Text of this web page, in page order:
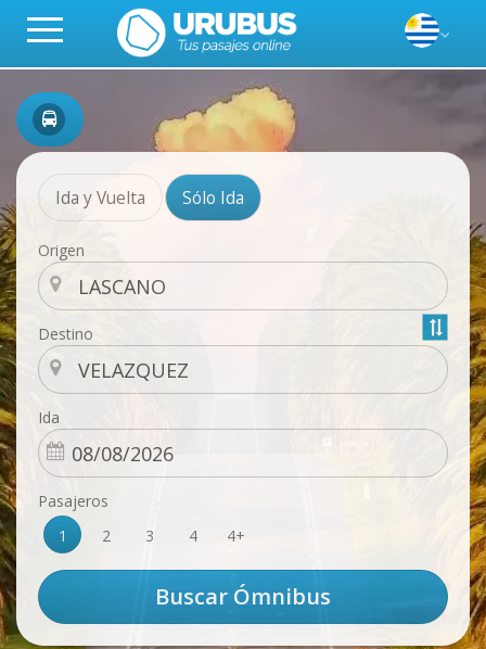
Ida y Vuelta Sólo Ida
Origen
Destino
Ida
Pasajeros
1
2 3 4 4+